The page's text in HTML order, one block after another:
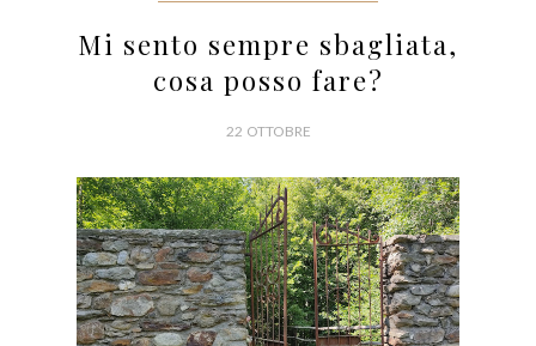
Mi sento sempre sbagliata,
cosa posso fare?
22 OTTOBRE